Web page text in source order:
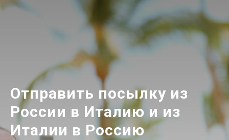
Отправить посылку из
России в Италию и из
Италии в Россию